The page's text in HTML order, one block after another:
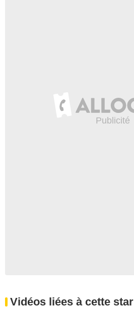
Vidéos liées à cette star